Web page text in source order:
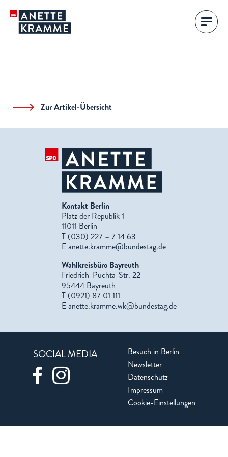
Zur Artikel-Übersicht
Kontakt Berlin
Platz der Republik 1
11011 Berlin
T (030) 227 – 7 14 63
Eanette.kramme@bundestag.de
Wahlkreisbüro Bayreuth
Friedrich-Puchta-Str. 22
95444 Bayreuth
T (0921) 87 01 111
Eanette.kramme.wk@bundestag.de
SOCIAL MEDIA
Besuch in Berlin
Newsletter
Datenschutz
Impressum
Cookie-Einstellungen